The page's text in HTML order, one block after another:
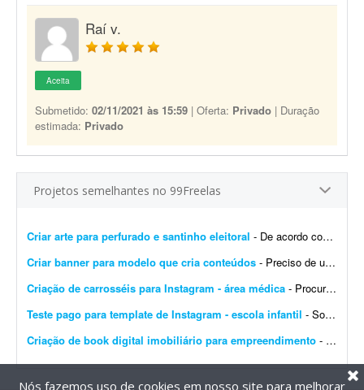
Raí v.
Aceita
Submetido: 02/11/2021 às 15:59 | Oferta: Privado | Duração
estimada: Privado
Projetos semelhantes no 99Freelas
Criar arte para perfurado e santinho eleitoral - De acordo com as especificações que serão fornecidas, desenvolver uma peça-conceito para um possível candidato a cargo político, contemplando versão...
Criar banner para modelo que cria conteúdos - Preciso de um banner para modelo que cria conteúdos. Vou enviar 5 fotos e quero que eu apareça no banner, com fundo rosa, em um estilo bem feminino.
Criação de carrosséis para Instagram - área médica - Procuro designer freelancer para criação de 4 carrosséis para Instagram, com aproximadamente 7 a 10 slides cada, para o perfil de uma médica. Os textos, referênci...
Teste pago para template de Instagram - escola infantil - Somos uma escola de educação infantil e ensino fundamental I (até 8 anos), em fase de expansão. Estamos construindo uma nova sede maior, com mais salas e um padrã...
Criação de book digital imobiliário para empreendimento - Procuro um designer gráfico com experiência no mercado imobiliário para desenvolver um book digital (catálogo de apresentação) de um empreendimento. O obje...
Nós fazemos uso de cookies em nosso site para melhorar